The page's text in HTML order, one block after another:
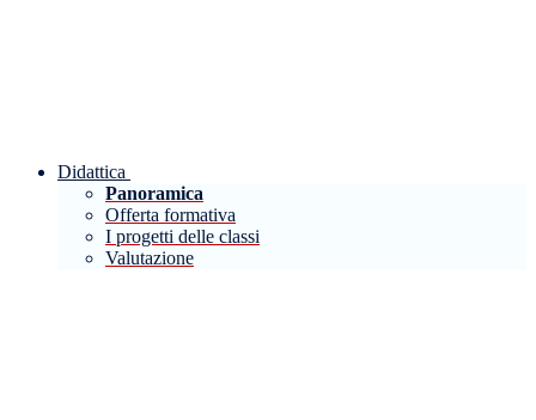
Didattica
Panoramica
Offerta formativa
I progetti delle classi
Valutazione